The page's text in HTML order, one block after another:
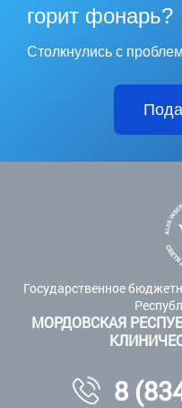
горит фонарь?
Столкнулись с
Государственное
МОРДОВСКАЯ
8